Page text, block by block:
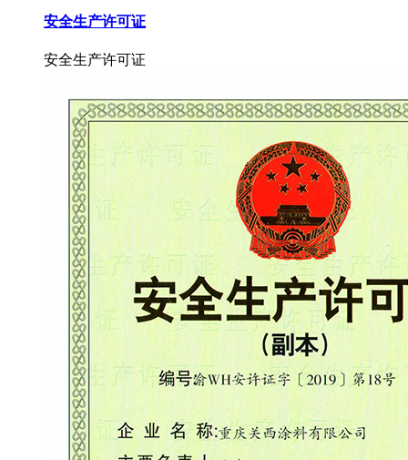
安全生产许可证
安全生产许可证